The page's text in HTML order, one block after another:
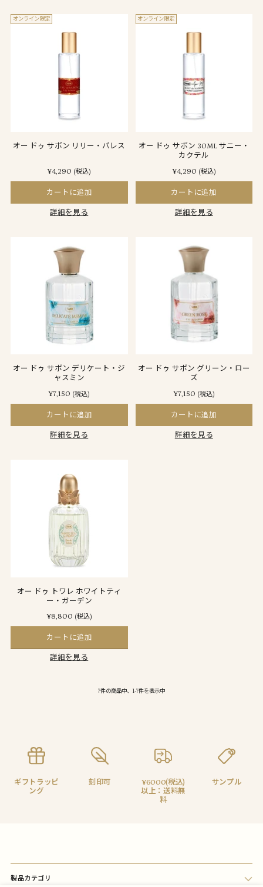
オンライン限定
オー ドゥ サボン リリー・パレス
¥4,290 (税込)
カートに追加
詳細を見る
オンライン限定
オー ドゥ サボン 30ML サニー・
カクテル
¥4,290 (税込)
カートに追加
詳細を見る
オー ドゥ サボン デリケート・ジ
ャスミン
¥7,150 (税込)
カートに追加
詳細を見る
オー ドゥ サボン グリーン・ロー
ズ
¥7,150 (税込)
カートに追加
詳細を見る
オー ドゥ トワレ ホワイトティ
ー・ガーデン
¥8,800 (税込)
カートに追加
詳細を見る
7件の商品中、1-7件を表示中
ギフトラッピ
ング
刻印可
¥6000(税込)
以上：送料無
料
サンプル
製品カテゴリ